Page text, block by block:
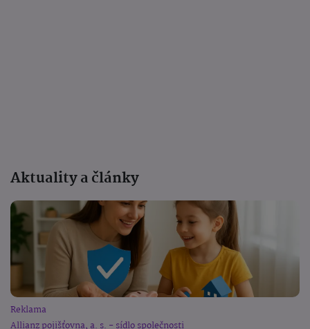
Aktuality a články
Reklama
Allianz pojišťovna, a. s. - sídlo společnosti